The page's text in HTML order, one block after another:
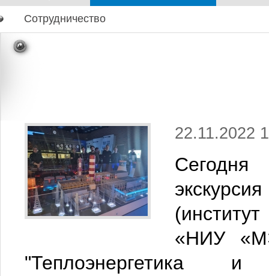
Сотрудничество
22.11.2022
«НИУ
"Теплоэнергетика и